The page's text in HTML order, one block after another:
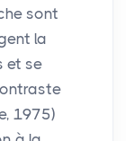
sont
la
et se
1975)